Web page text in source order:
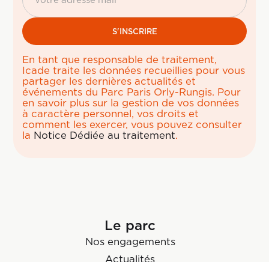
En tant que responsable de traitement,
Icade traite les données recueillies pour vous
partager les dernières actualités et
événements du Parc Paris Orly-Rungis. Pour
en savoir plus sur la gestion de vos données
à caractère personnel, vos droits et
comment les exercer, vous pouvez consulter
la Notice Dédiée au traitement.
Le parc
Nos engagements
Actualités